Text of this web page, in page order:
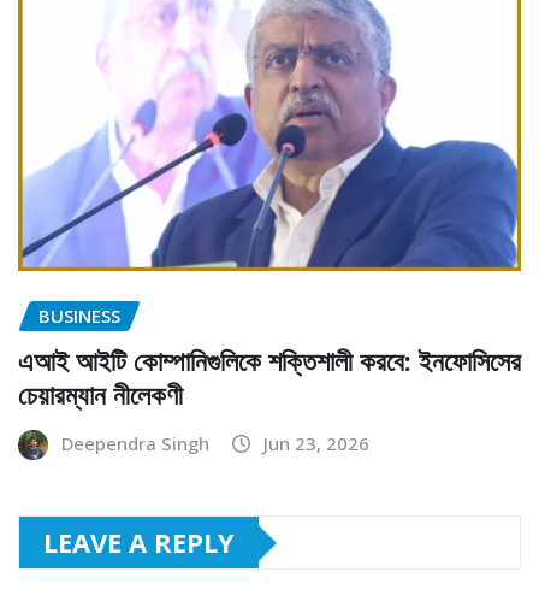
BUSINESS
এআই আইটি কোম্পানিগুলিকে শক্তিশালী করবে: ইনফোসিসের
চেয়ারম্যান নীলেকণী
Deependra Singh Jun 23, 2026
LEAVE A REPLY